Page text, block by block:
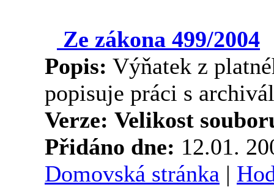
Ze zákona 499/2004
Popis: Výňatek z
popisuje práci s
Verze: Velikost
Přidáno dne: 12.01.
Domovská stránka |